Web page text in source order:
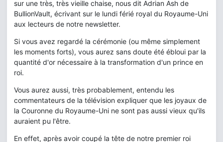
sur une très, très vieille chaise, nous dit Adrian Ash de
BullionVault, écrivant sur le lundi férié royal du Royaume-Uni
aux lecteurs de notre newsletter.
Si vous avez regardé la cérémonie (ou même simplement
les moments forts), vous aurez sans doute été ébloui par la
quantité d'or nécessaire à la transformation d'un prince en
roi.
Vous aurez aussi, très probablement, entendu les
commentateurs de la télévision expliquer que les joyaux de
la Couronne du Royaume-Uni ne sont pas aussi vieux qu'ils
auraient pu l'être.
En effet, après avoir coupé la tête de notre premier roi